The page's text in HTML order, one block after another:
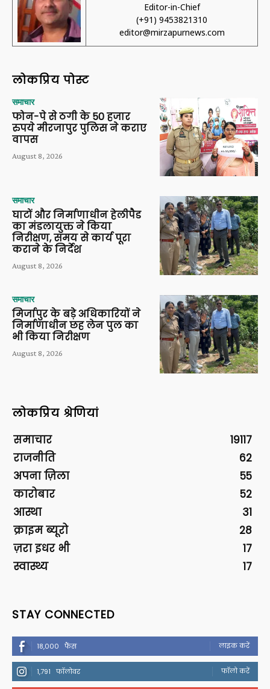
Editor-in-Chief
(+91) 9453821310
editor@mirzapurnews.com
लोकप्रिय पोस्ट
समाचार
फोन-पे से ठगी के 50 हजार
रुपये मीरजापुर पुलिस ने कराए
वापस
August 8, 2026
समाचार
घाटों और निर्माणाधीन हेलीपैड
का मंडलायुक्त ने किया
निरीक्षण, समय से कार्य पूरा
कराने के निर्देश
August 8, 2026
समाचार
मिर्जापुर के बड़े अधिकारियों ने
निर्माणाधीन छह लेन पुल का
भी किया निरीक्षण
August 8, 2026
लोकप्रिय श्रेणियां
समाचार
19117
राजनीति
62
अपना ज़िला
55
कारोबार
52
आस्था
31
क्राइम ब्यूरो
28
ज़रा इधर भी
17
स्वास्थ्य
17
STAY CONNECTED
18,000 फैंस लाइक करें
1,791 फॉलोवर फॉलो करें